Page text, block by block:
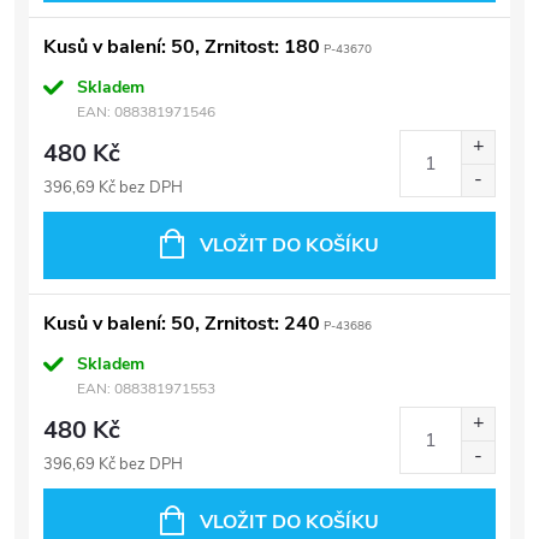
Kusů v balení: 50, Zrnitost: 180 P-43670
Skladem
EAN: 088381971546
480 Kč
396,69 Kč bez DPH
VLOŽIT DO KOŠÍKU
Kusů v balení: 50, Zrnitost: 240 P-43686
Skladem
EAN: 088381971553
480 Kč
396,69 Kč bez DPH
VLOŽIT DO KOŠÍKU